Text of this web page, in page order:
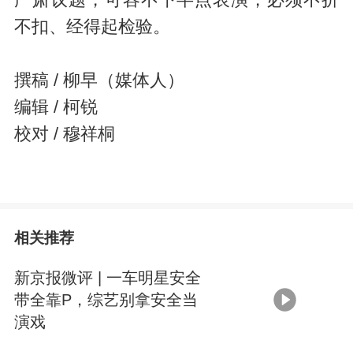
不扣、经得起检验。
撰稿 / 柳早（媒体人）
编辑 / 柯锐
校对 / 穆祥桐
相关推荐
新京报微评 | 一车明星安全
带全靠P，综艺别拿安全当
演戏